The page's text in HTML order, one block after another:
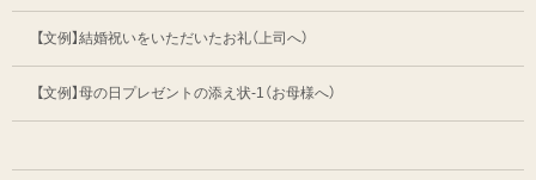
【文例】結婚祝いをいただいたお礼（上司へ）
【文例】母の日プレゼントの添え状-1（お母様へ）